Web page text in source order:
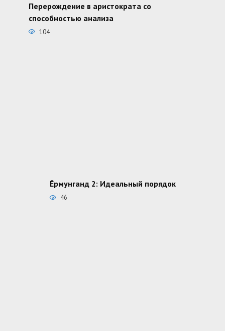
Перерождение в аристократа со
способностью анализа
104
Ёрмунганд 2: Идеальный порядок
46